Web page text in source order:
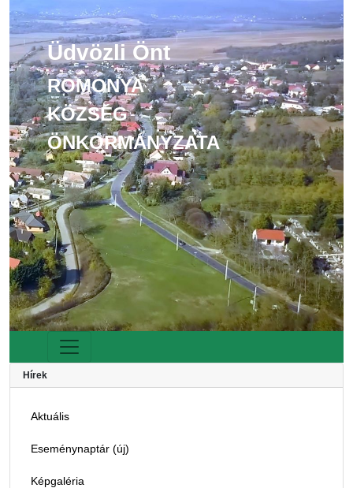
Üdvözli Önt
ROMONYA
KÖZSÉG
ÖNKORMÁNYZATA
Hírek
Aktuális
Eseménynaptár (új)
Képgaléria